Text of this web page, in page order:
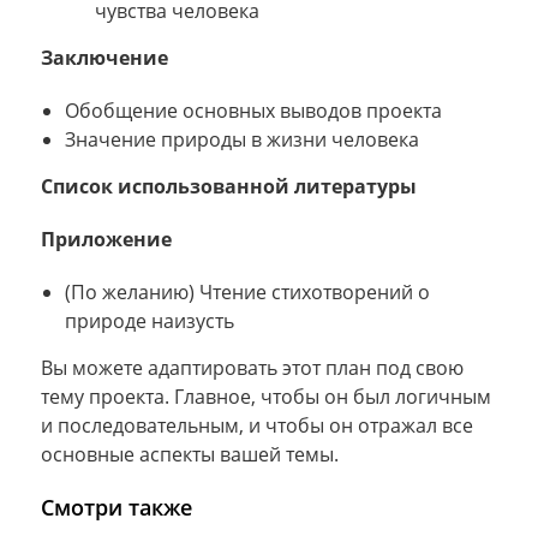
чувства человека
Заключение
Обобщение основных выводов проекта
Значение природы в жизни человека
Список использованной литературы
Приложение
(По желанию) Чтение стихотворений о
природе наизусть
Вы можете адаптировать этот план под свою
тему проекта. Главное, чтобы он был логичным
и последовательным, и чтобы он отражал все
основные аспекты вашей темы.
Смотри также